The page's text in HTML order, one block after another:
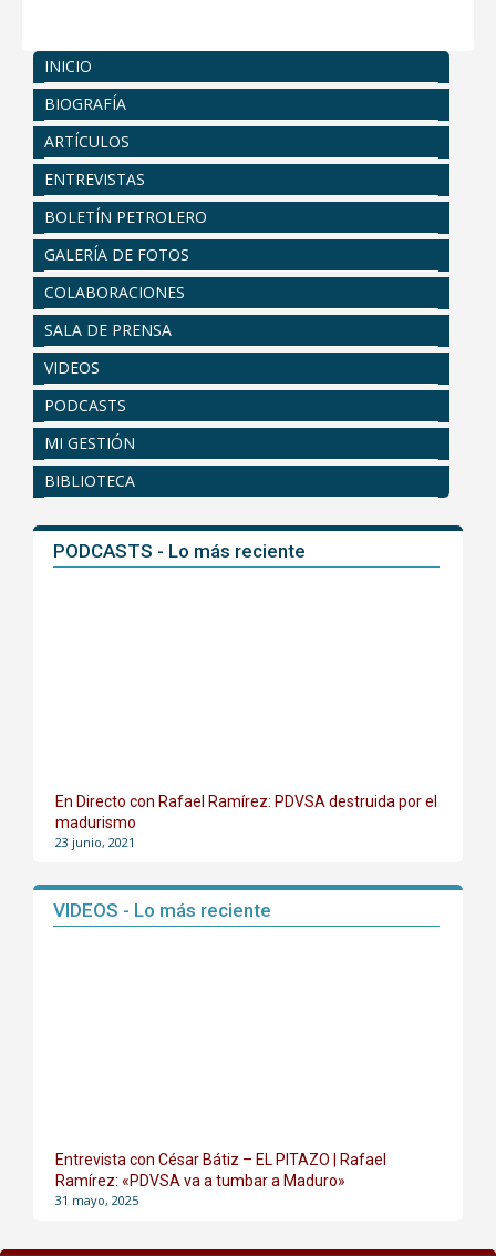
INICIO
BIOGRAFÍA
ARTÍCULOS
ENTREVISTAS
BOLETÍN PETROLERO
GALERÍA DE FOTOS
COLABORACIONES
SALA DE PRENSA
VIDEOS
PODCASTS
MI GESTIÓN
BIBLIOTECA
PODCASTS - Lo más reciente
En Directo con Rafael Ramírez: PDVSA destruida por el
madurismo
23 junio, 2021
VIDEOS - Lo más reciente
Entrevista con César Bátiz – EL PITAZO | Rafael
Ramírez: «PDVSA va a tumbar a Maduro»
31 mayo, 2025